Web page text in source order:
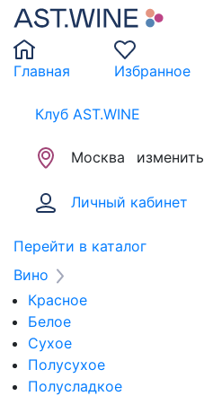
Главная Избранное
Клуб AST.WINE
Москва изменить
Личный кабинет
Перейти в каталог
Вино
Красное
Белое
Сухое
Полусухое
Полусладкое